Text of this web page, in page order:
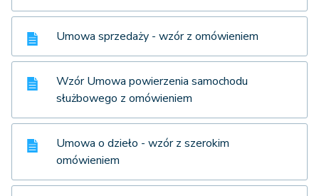
Umowa sprzedaży - wzór z omówieniem
Wzór Umowa powierzenia samochodu
służbowego z omówieniem
Umowa o dzieło - wzór z szerokim
omówieniem